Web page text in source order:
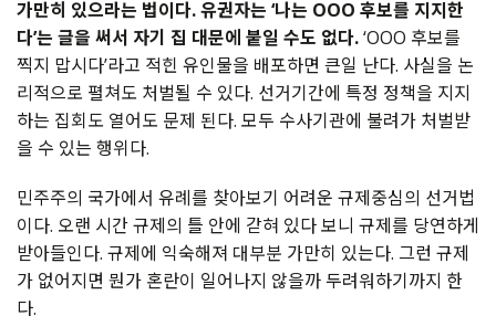
가만히 있으라는 법이다. 유권자는 ‘나는 OOO 후보를 지지한
다’는 글을 써서 자기 집 대문에 붙일 수도 없다.‘OOO 후보를
찍지 맙시다’라고 적힌 유인물을 배포하면 큰일 난다. 사실을 논
리적으로 펼쳐도 처벌될 수 있다. 선거기간에 특정 정책을 지지
하는 집회도 열어도 문제 된다. 모두 수사기관에 불려가 처벌받
을 수 있는 행위다.
민주주의 국가에서 유례를 찾아보기 어려운 규제중심의 선거법
이다. 오랜 시간 규제의 틀 안에 갇혀 있다 보니 규제를 당연하게
받아들인다. 규제에 익숙해져 대부분 가만히 있는다. 그런 규제
가 없어지면 뭔가 혼란이 일어나지 않을까 두려워하기까지 한
다.